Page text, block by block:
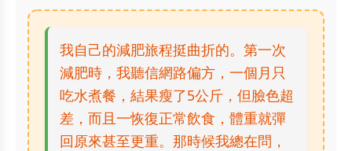
我自己的減肥旅程挺曲折的。第一次
減肥時，我聽信網路偏方，一個月只
吃水煮餐，結果瘦了5公斤，但臉色超
差，而且一恢復正常飲食，體重就彈
回原來甚至更重。那時候我總在問，